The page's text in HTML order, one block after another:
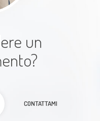
un
CONTATTAMI